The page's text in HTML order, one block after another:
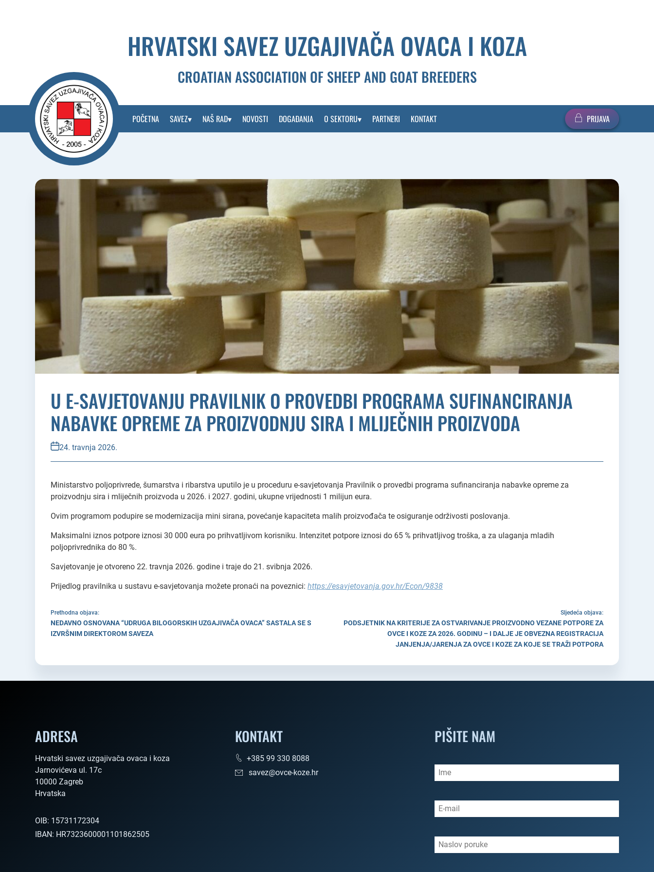
HRVATSKI SAVEZ UZGAJIVAČA OVACA I KOZA
CROATIAN ASSOCIATION OF SHEEP AND GOAT BREEDERS
POČETNA SAVEZ NAŠ RAD NOVOSTI DOGAĐANJA O SEKTORU PARTNERI KONTAKT PRIJAVA
U E-SAVJETOVANJU PRAVILNIK O PROVEDBI PROGRAMA SUFINANCIRANJA
NABAVKE OPREME ZA PROIZVODNJU SIRA I MLIJEČNIH PROIZVODA
24. travnja 2026.
Ministarstvo poljoprivrede, šumarstva i ribarstva uputilo je u proceduru e-savjetovanja Pravilnik o provedbi programa sufinanciranja nabavke opreme za
proizvodnju sira i mliječnih proizvoda u 2026. i 2027. godini, ukupne vrijednosti 1 milijun eura.
Ovim programom podupire se modernizacija mini sirana, povećanje kapaciteta malih proizvođača te osiguranje održivosti poslovanja.
Maksimalni iznos potpore iznosi 30 000 eura po prihvatljivom korisniku. Intenzitet potpore iznosi do 65 % prihvatljivog troška, a za ulaganja mladih
poljoprivrednika do 80 %.
Savjetovanje je otvoreno 22. travnja 2026. godine i traje do 21. svibnja 2026.
Prijedlog pravilnika u sustavu e-savjetovanja možete pronaći na poveznici: https://esavjetovanja.gov.hr/Econ/9838
Prethodna objava:
NEDAVNO OSNOVANA “UDRUGA BILOGORSKIH UZGAJIVAČA OVACA” SASTALA SE S
IZVRŠNIM DIREKTOROM SAVEZA
Sljedeća objava:
PODSJETNIK NA KRITERIJE ZA OSTVARIVANJE PROIZVODNO VEZANE POTPORE ZA
OVCE I KOZE ZA 2026. GODINU – I DALJE JE OBVEZNA REGISTRACIJA
JANJENJA/JARENJA ZA OVCE I KOZE ZA KOJE SE TRAŽI POTPORA
ADRESA
Hrvatski savez uzgajivača ovaca i koza
Jarnovićeva ul. 17c
10000 Zagreb
Hrvatska
OIB: 15731172304
IBAN: HR7323600001101862505
KONTAKT
+385 99 330 8088
savez@ovce-koze.hr
PIŠITE NAM